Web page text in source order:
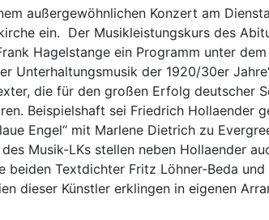
außergewöhnlichen Konzert am
ein. Der Musikleistungskurs des
Hagelstange ein Programm unter
Unterhaltungsmusik der 1920/30er
die für den großen Erfolg deutscher
Beispielshaft sei Friedrich Hollaender
Engel“ mit Marlene Dietrich zu
Musik-LKs stellen neben Hollaender
beiden Textdichter Fritz Löhner-Beda
dieser Künstler erklingen in eigenen